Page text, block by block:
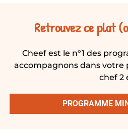
Retrouvez ce plat
Cheef est le n°1 des programmes minceur. Avec plus de 200 plats disponibles, nous vous
accompagnons dans votre
chef 2
PROGRAMME